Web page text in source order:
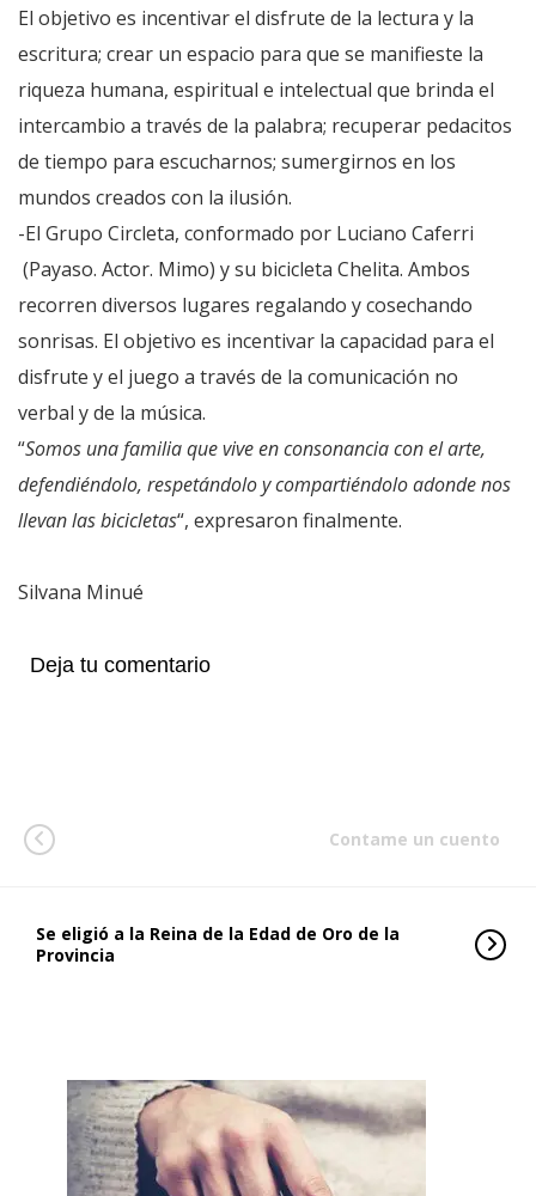
El objetivo es incentivar el disfrute de la lectura y la
escritura; crear un espacio para que se manifieste la
riqueza humana, espiritual e intelectual que brinda el
intercambio a través de la palabra; recuperar pedacitos
de tiempo para escucharnos; sumergirnos en los
mundos creados con la ilusión.
-El Grupo Circleta, conformado por Luciano Caferri
(Payaso. Actor. Mimo) y su bicicleta Chelita. Ambos
recorren diversos lugares regalando y cosechando
sonrisas. El objetivo es incentivar la capacidad para el
disfrute y el juego a través de la comunicación no
verbal y de la música.
“Somos una familia que vive en consonancia con el arte,
defendiéndolo, respetándolo y compartiéndolo adonde nos
llevan las bicicletas“, expresaron finalmente.
Silvana Minué
Deja tu comentario
Contame un cuento
Se eligió a la Reina de la Edad de Oro de la
Provincia